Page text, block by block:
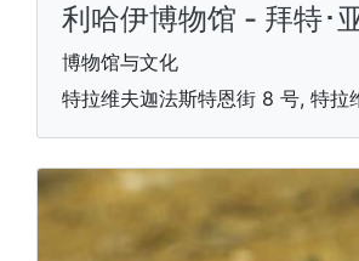
利哈伊博物馆 - 拜特･
博物馆与文化
特拉维夫迦法斯特恩街 8 号, 特拉